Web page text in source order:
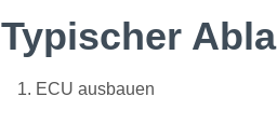
Typischer
ECU ausbauen